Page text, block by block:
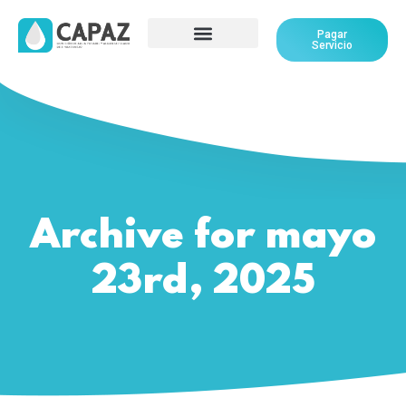
Pagar
Servicio
Archive for mayo
23rd, 2025